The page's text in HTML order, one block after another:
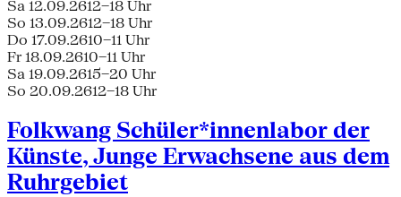
Sa 12.09.2612–18 Uhr
So 13.09.2612–18 Uhr
Do 17.09.2610–11 Uhr
Fr 18.09.2610–11 Uhr
Sa 19.09.2615–20 Uhr
So 20.09.2612–18 Uhr
Folkwang Schüler*innenlabor der
Künste, Junge Erwachsene aus dem
Ruhrgebiet